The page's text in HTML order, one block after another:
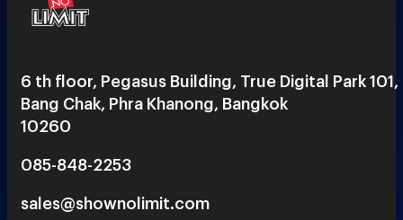
6 th floor, Pegasus Building, True Digital Park 101,
Bang Chak, Phra Khanong, Bangkok
10260
085-848-2253
sales@shownolimit.com